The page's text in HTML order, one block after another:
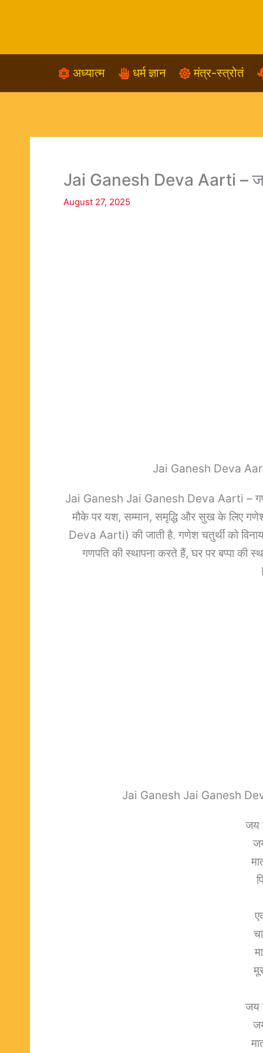
अध्यात्म धर्म ज्ञान मंत्र-स्त्रोतं
Jai Ganesh Deva Aarti –
August 27, 2025
Jai Ganesh Deva
Jai Ganesh Jai Ganesh Deva Aarti –
मौके पर यश, सम्मान, समृद्धि और सुख के लिए
Deva Aarti) की जाती है. गणेश चतुर्थी को
गणपति की स्थापना करते हैं, घर पर बप्पा
Jai Ganesh Jai Ganesh
जय
जय